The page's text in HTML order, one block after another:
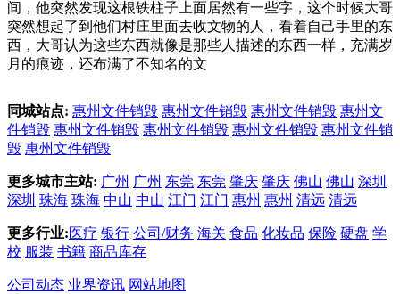
间，他突然发现这根铁柱子上面居然有一些字，这个时候大哥
突然想起了到他们村庄里面去收文物的人，看着自己手里的东
西，大哥认为这些东西就像是那些人描述的东西一样，充满岁
月的痕迹，还布满了不知名的文
同城站点: 惠州文件销毁 惠州文件销毁 惠州文件销毁 惠州文
件销毁 惠州文件销毁 惠州文件销毁 惠州文件销毁 惠州文件销
毁 惠州文件销毁
更多城市主站: 广州 广州 东莞 东莞 肇庆 肇庆 佛山 佛山 深圳
深圳 珠海 珠海 中山 中山 江门 江门 惠州 惠州 清远 清远
更多行业:医疗 银行 公司/财务 海关 食品 化妆品 保险 硬盘 学
校 服装 书籍 商品库存
公司动态 业界资讯 网站地图